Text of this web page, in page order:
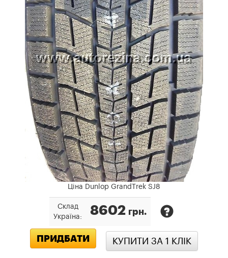
Ціна Dunlop GrandTrek SJ8
Склад
Україна:
8602 грн.
ПРИДБАТИ КУПИТИ ЗА 1 КЛIК